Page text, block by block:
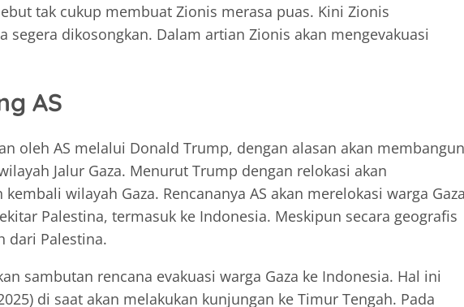
tak cukup membuat Zionis merasa puas. Kini Zionis
segera dikosongkan. Dalam artian Zionis akan mengevakuasi
AS
oleh AS melalui Donald Trump, dengan alasan akan membangun
Jalur Gaza. Menurut Trump dengan relokasi akan
wilayah Gaza. Rencananya AS akan merelokasi warga Gaza
Palestina, termasuk ke Indonesia. Meskipun secara geografis
dari Palestina.
sambutan rencana evakuasi warga Gaza ke Indonesia. Hal ini
di saat akan melakukan kunjungan ke Timur Tengah. Pada